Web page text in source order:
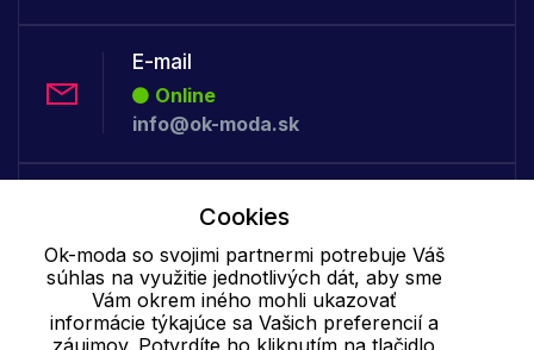
E-mail
Online
info@ok-moda.sk
Offline
+421 277 278 079
Cookie - podrobné nastavenie| Ďalšie informácie|Spracovanie
Cookies
Ok-moda so svojimi partnermi potrebuje Váš
súhlas na využitie jednotlivých dát, aby sme
Vám okrem iného mohli ukazovať
informácie týkajúce sa Vašich preferencií a